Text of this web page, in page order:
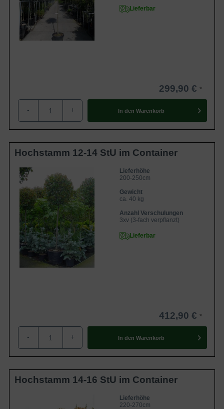
Lieferbar
299,90 €
- + In den Warenkorb
Hochstamm 12-14 StU im Container
Lieferhöhe
200-250cm
Gewicht
ca. 40 kg
Anzahl Verschulungen
3xv (3-fach verpflanzt)
Lieferbar
412,90 €
- + In den Warenkorb
Hochstamm 14-16 StU im Container
Lieferhöhe
220-270cm